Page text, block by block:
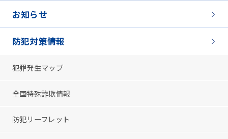
お知らせ
防犯対策情報
犯罪発生マップ
全国特殊詐欺情報
防犯リーフレット